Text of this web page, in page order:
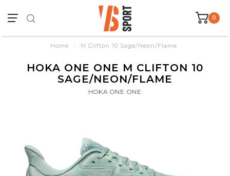
0
Home / M Clifton 10 Sage/Neon/Flame
HOKA ONE ONE M CLIFTON 10
SAGE/NEON/FLAME
HOKA ONE ONE